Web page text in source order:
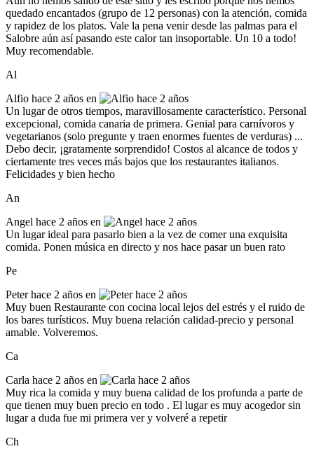
quedado encantados (grupo de 12 personas) con la atención, comida
y rapidez de los platos. Vale la pena venir desde las palmas para el
Salobre aún así pasando este calor tan insoportable. Un 10 a todo!
Muy recomendable.
Al
Alfio hace 2 años en
Un lugar de otros tiempos, maravillosamente característico. Personal
excepcional, comida canaria de primera. Genial para carnívoros y
vegetarianos (solo pregunte y traen enormes fuentes de verduras) ...
Debo decir, ¡gratamente sorprendido! Costos al alcance de todos y
ciertamente tres veces más bajos que los restaurantes italianos.
Felicidades y bien hecho
An
Angel hace 2 años en
Un lugar ideal para pasarlo bien a la vez de comer una exquisita
comida. Ponen música en directo y nos hace pasar un buen rato
Pe
Peter hace 2 años en
Muy buen Restaurante con cocina local lejos del estrés y el ruido de
los bares turísticos. Muy buena relación calidad-precio y personal
amable. Volveremos.
Ca
Carla hace 2 años en
Muy rica la comida y muy buena calidad de los profunda a parte de
que tienen muy buen precio en todo . El lugar es muy acogedor sin
lugar a duda fue mi primera ver y volveré a repetir
Ch